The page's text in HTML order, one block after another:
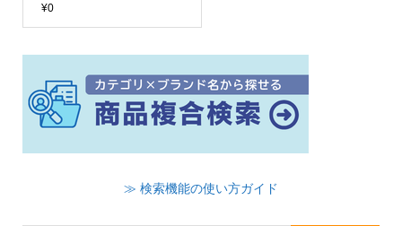
¥0
≫ 検索機能の使い方ガイド